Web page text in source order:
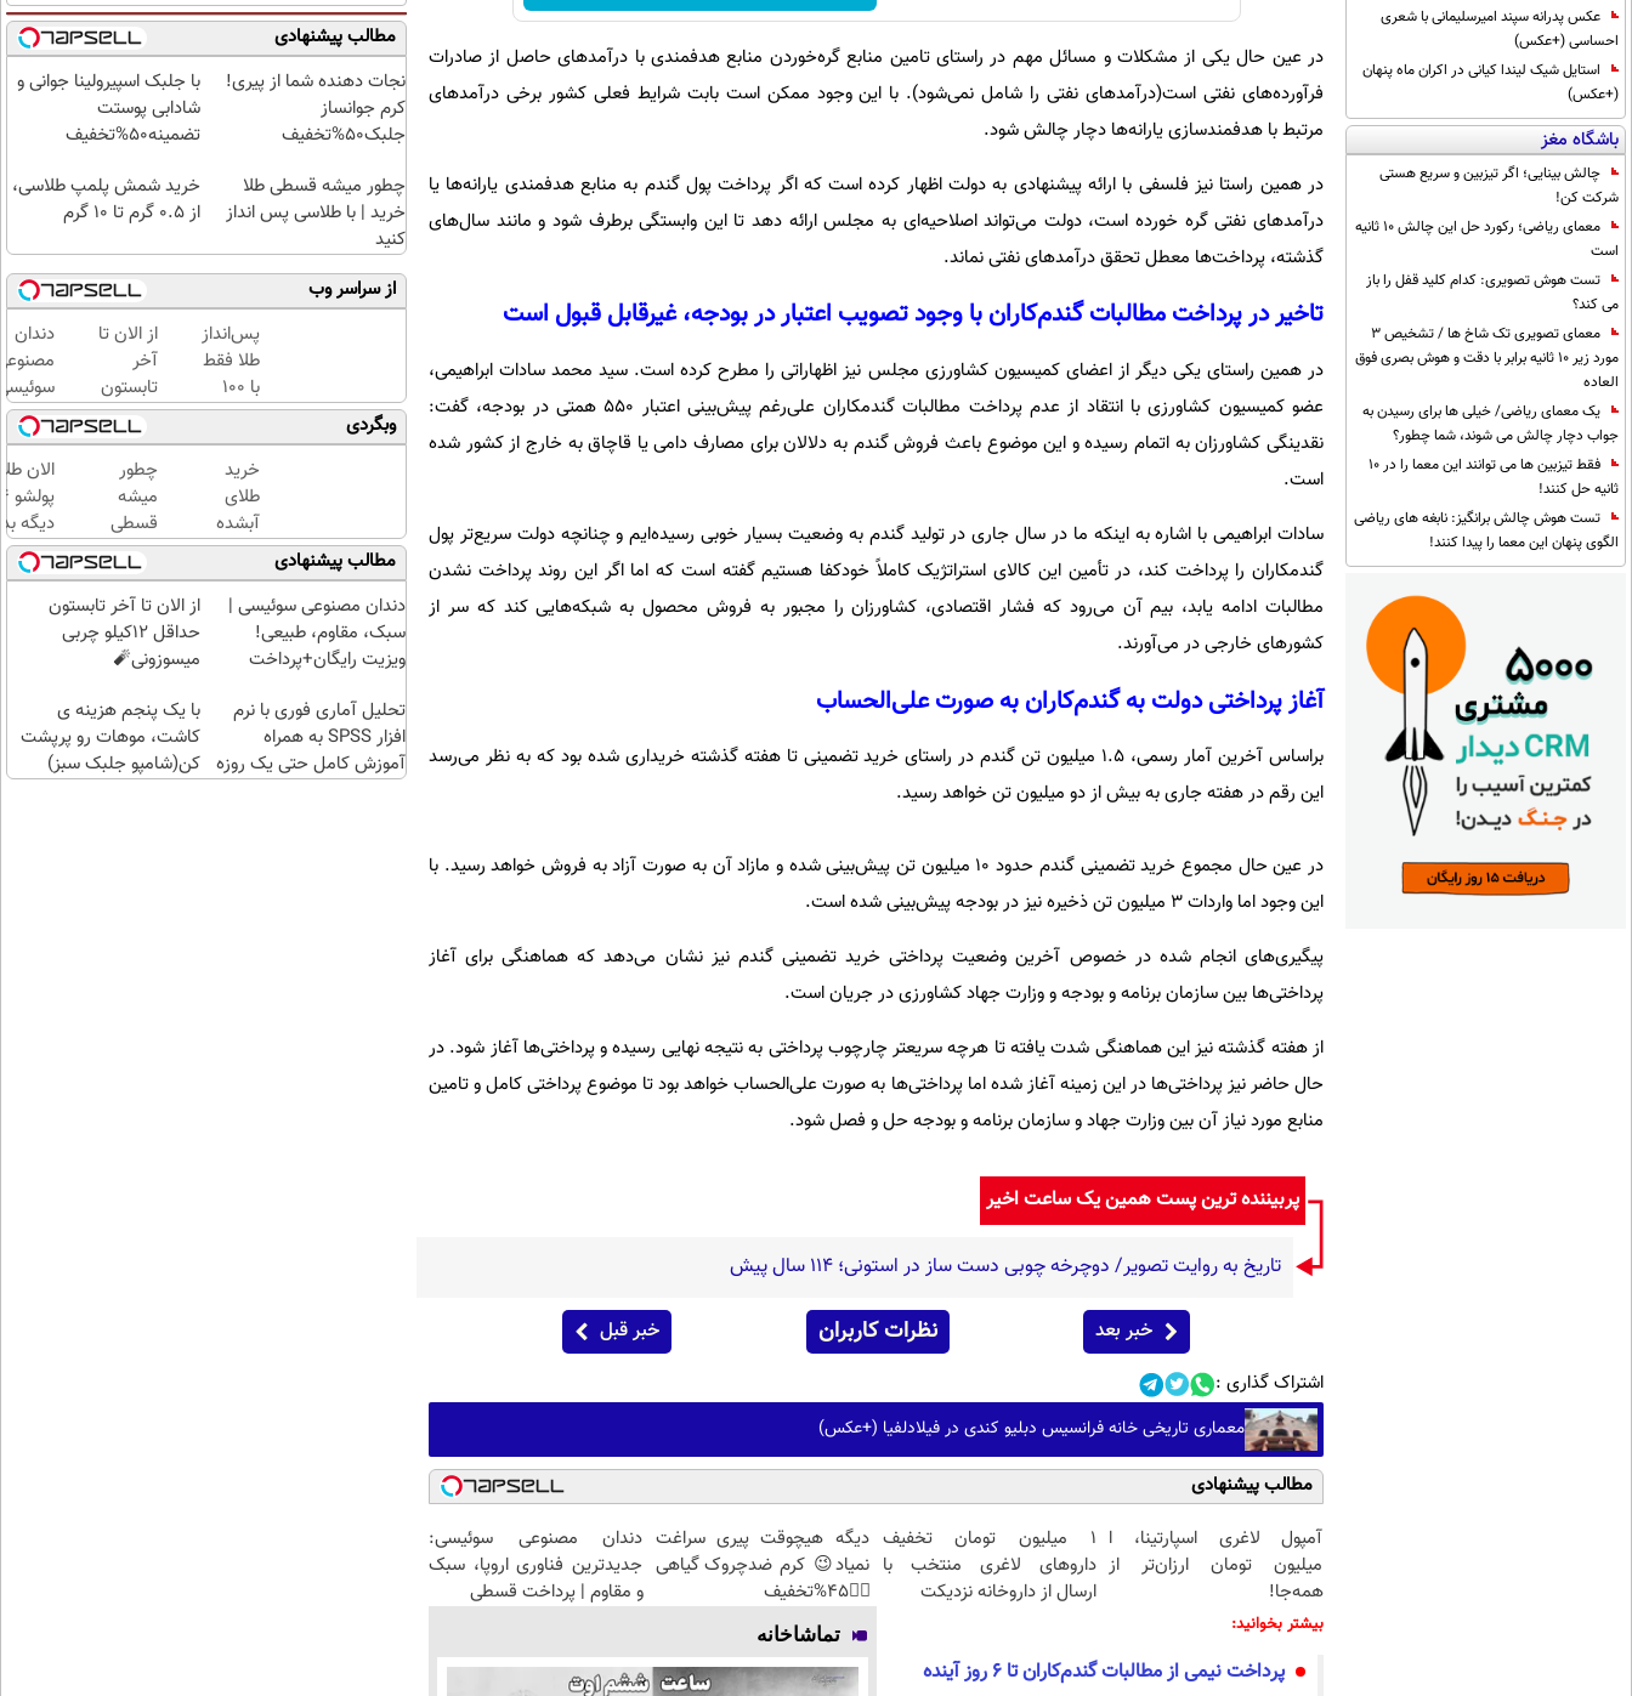
عکس پدرانه سپند امیرسلیمانی با شعری
احساسی (+عکس)
استایل شیک لیندا کیانی در اکران ماه پنهان
(+عکس)
باشگاه مغز
چالش بینایی؛ اگر تیزبین و سریع هستی
شرکت کن!
معمای ریاضی؛ رکورد حل این چالش 10 ثانیه
است
تست هوش تصویری: کدام کلید قفل را باز
می کند؟
معمای تصویری تک شاخ ها / تشخیص 3
مورد زیر 10 ثانیه برابر با دقت و هوش بصری فوق
العاده
یک معمای ریاضی/ خیلی ها برای رسیدن به
جواب دچار چالش می شوند، شما چطور؟
فقط تیزبین ها می توانند این معما را در 10
ثانیه حل کنند!
تست هوش چالش برانگیز: نابغه های ریاضی
الگوی پنهان این معما را پیدا کنند!
در عین حال یکی از مشکلات و مسائل مهم در راستای تامین منابع گره‌خوردن منابع هدفمندی با درآمدهای حاصل از صادرات
فرآورده‌های نفتی است(درآمدهای نفتی را شامل نمی‌شود). با این وجود ممکن است بابت شرایط فعلی کشور برخی درآمدهای
مرتبط با هدفمندسازی یارانه‌ها دچار چالش شود.
در همین راستا نیز فلسفی با ارائه پیشنهادی به دولت اظهار کرده است که اگر پرداخت پول گندم به منابع هدفمندی یارانه‌ها یا
درآمدهای نفتی گره خورده است، دولت می‌تواند اصلاحیه‌ای به مجلس ارائه دهد تا این وابستگی برطرف شود و مانند سال‌های
گذشته، پرداخت‌ها معطل تحقق درآمدهای نفتی نماند.
تاخیر در پرداخت مطالبات گندم‌کاران با وجود تصویب اعتبار در بودجه، غیرقابل قبول است
در همین راستای یکی دیگر از اعضای کمیسیون کشاورزی مجلس نیز اظهاراتی را مطرح کرده است. سید محمد سادات ابراهیمی،
عضو کمیسیون کشاورزی با انتقاد از عدم پرداخت مطالبات گندمکاران علی‌رغم پیش‌بینی اعتبار 550 همتی در بودجه، گفت:
نقدینگی کشاورزان به اتمام رسیده و این موضوع باعث فروش گندم به دلالان برای مصارف دامی یا قاچاق به خارج از کشور شده
است.
سادات ابراهیمی با اشاره به اینکه ما در سال جاری در تولید گندم به وضعیت بسیار خوبی رسیده‌ایم و چنانچه دولت سریع‌تر پول
گندمکاران را پرداخت کند، در تأمین این کالای استراتژیک کاملاً خودکفا هستیم گفته است که اما اگر این روند پرداخت نشدن
مطالبات ادامه یابد، بیم آن می‌رود که فشار اقتصادی، کشاورزان را مجبور به فروش محصول به شبکه‌هایی کند که سر از
کشورهای خارجی در می‌آورند.
آغاز پرداختی دولت به گندم‌کاران به صورت علی‌الحساب
براساس آخرین آمار رسمی، 1.5 میلیون تن گندم در راستای خرید تضمینی تا هفته گذشته خریداری شده بود که به نظر می‌رسد
این رقم در هفته جاری به بیش از دو میلیون تن خواهد رسید.
در عین حال مجموع خرید تضمینی گندم حدود 10 میلیون تن پیش‌بینی شده و مازاد آن به صورت آزاد به فروش خواهد رسید. با
این وجود اما واردات 3 میلیون تن ذخیره نیز در بودجه پیش‌بینی شده است.
پیگیری‌های انجام شده در خصوص آخرین وضعیت پرداختی خرید تضمینی گندم نیز نشان می‌دهد که هماهنگی برای آغاز
پرداختی‌ها بین سازمان برنامه و بودجه و وزارت جهاد کشاورزی در جریان است.
از هفته گذشته نیز این هماهنگی شدت یافته تا هرچه سریعتر چارچوب پرداختی به نتیجه نهایی رسیده و پرداختی‌ها آغاز شود. در
حال حاضر نیز پرداختی‌ها در این زمینه آغاز شده اما پرداختی‌ها به صورت علی‌الحساب خواهد بود تا موضوع پرداختی کامل و تامین
منابع مورد نیاز آن بین وزارت جهاد و سازمان برنامه و بودجه حل و فصل شود.
پربیننده ترین پست همین یک ساعت اخیر
تاریخ به روایت تصویر/ دوچرخه چوبی دست ساز در استونی؛ 114 سال پیش
خبر بعد نظرات کاربران خبر قبل
اشتراک گذاری :
معماری تاریخی خانه فرانسیس دبلیو کندی در فیلادلفیا (+عکس)
مطالب پیشنهادی
آمپول لاغری اسپارتینا، ا
میلیون تومان ارزان‌تر از
همه‌جا!
۱ میلیون تومان تخفیف
داروهای لاغری منتخب با
ارسال از داروخانه نزدیکت
دیگه هیچوقت پیری سراغت
نمیاد😉 کرم ضدچروک گیاهی
👈🏻45%تخفیف
دندان مصنوعی سوئیسی:
جدیدترین فناوری اروپا، سبک
و مقاوم | پرداخت قسطی
بیشتر بخوانید:
پرداخت نیمی از مطالبات گندم‌کاران تا 6 روز آینده
تماشاخانه
مطالب پیشنهادی
نجات دهنده شما از پیری!
کرم جوانساز
جلبک50%تخفیف
با جلبک اسپیرولینا جوانی و
شادابی پوستت
تضمینه50%تخفیف
چطور میشه قسطی طلا
خرید | با طلاسی پس انداز
کنید
خرید شمش پلمپ طلاسی،
از ۰.۵ گرم تا ۱۰ گرم
از سراسر وب
پس‌انداز
طلا فقط
با ۱۰۰
هزارتومان
(امن و
راحت)
از الان تا
آخر
تابستون
حداقل
12کیلو
چربی
میسوزونی
🧨
دندان
فناوری
اروپا،
سبک و
مقاوم |
پرداخت
قسطی
وبگردی
خرید
طلای
آبشده
حتی با
۱۰۰هزارتومان
چطور
میشه
قسطی
طلا
خرید |
با
طلاسی
پس
کنید
الان
دیگه
طلا با
بی‌بهره
مطالب پیشنهادی
دندان مصنوعی سوئیسی |
سبک، مقاوم، طبیعی!
ویزیت رایگان+پرداخت
از الان تا آخر تابستون
حداقل 12کیلو چربی
میسوزونی🧨
تحلیل آماری فوری با نرم
افزار SPSS به همراه
آموزش کامل حتی یک روزه
با یک پنجم هزینه ی
کاشت، موهات رو پرپشت
کن(شامپو جلبک سبز)